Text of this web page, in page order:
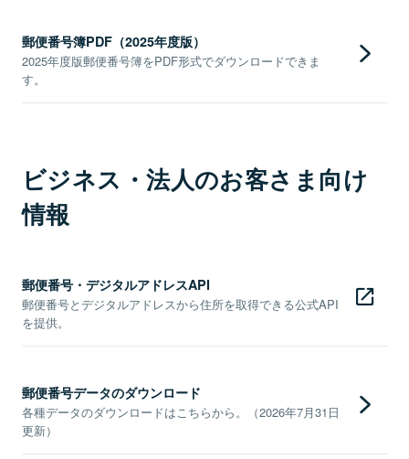
郵便番号簿PDF（2025年度版）
2025年度版郵便番号簿をPDF形式でダウンロードできま
す。
ビジネス・法人のお客さま向け
情報
郵便番号・デジタルアドレスAPI
郵便番号とデジタルアドレスから住所を取得できる公式API
を提供。
郵便番号データのダウンロード
各種データのダウンロードはこちらから。（2026年7月31日
更新）